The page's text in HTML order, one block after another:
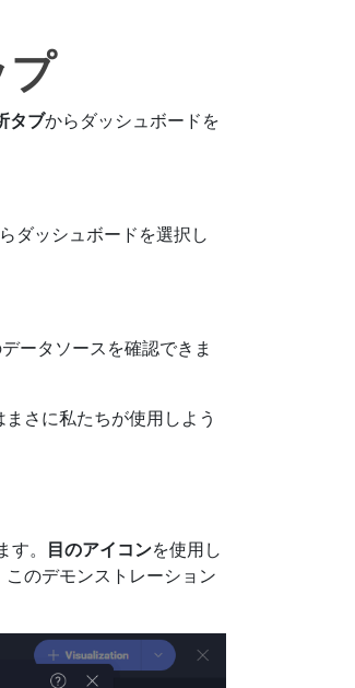
プ
タブからダッシュボードを
ダッシュボードを選択し
ータソースを確認できま
さに私たちが使用しよう
。 目のアイコンを使用し
のデモンストレーション